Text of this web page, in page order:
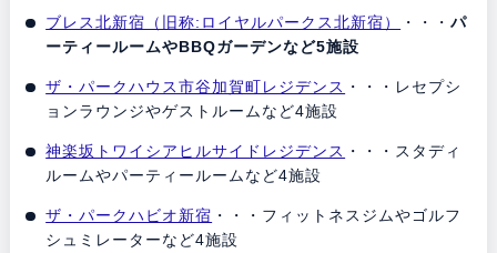
ブレス北新宿（旧称:ロイヤルパークス北新宿） ・・・パ
ーティールームやBBQガーデンなど5施設
ザ・パークハウス市谷加賀町レジデンス ・・・レセプシ
ョンラウンジやゲストルームなど4施設
神楽坂トワイシアヒルサイドレジデンス ・・・スタディ
ルームやパーティールームなど4施設
ザ・パークハビオ新宿 ・・・フィットネスジムやゴルフ
シュミレーターなど4施設